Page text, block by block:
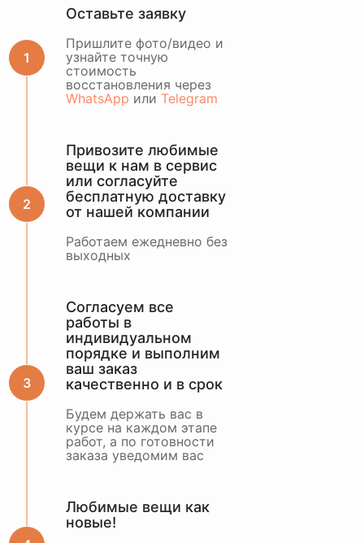
Оставьте заявку
Пришлите фото/видео и
узнайте точную
стоимость
восстановления через
WhatsApp или Telegram
Привозите любимые
вещи к нам в сервис
или согласуйте
бесплатную доставку
от нашей компании
Работаем ежедневно без
выходных
Согласуем все
работы в
индивидуальном
порядке и выполним
ваш заказ
качественно и в срок
Будем держать вас в
курсе на каждом этапе
работ, а по готовности
заказа уведомим вас
Любимые вещи как
новые!
ОСТАВИТЬ ЗАЯВКУ
или оценить по
WhatsApp